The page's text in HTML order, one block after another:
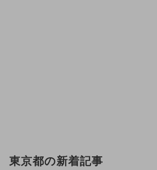
東京都の新着記事